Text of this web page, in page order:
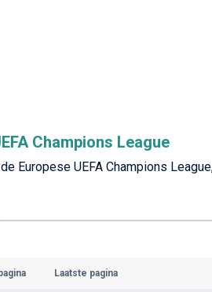
Champions League
Europese UEFA Champions
Laatste pagina